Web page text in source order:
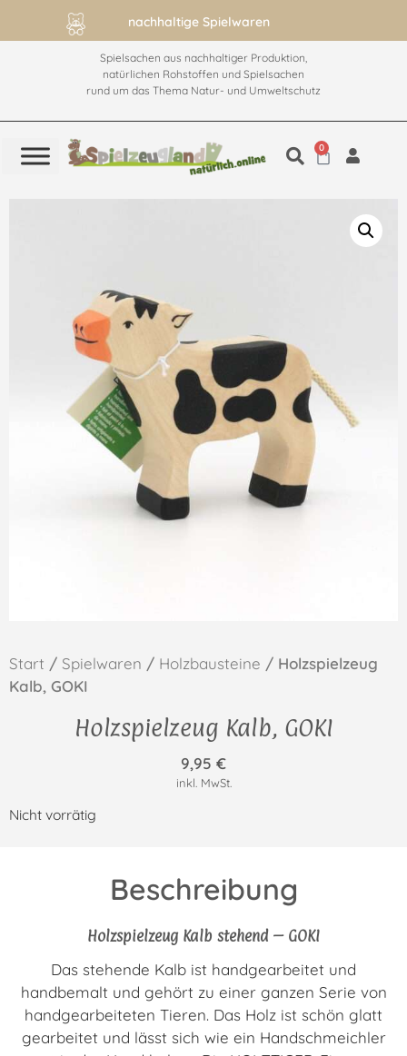
nachhaltige Spielwaren
Spielsachen aus nachhaltiger Produktion,
natürlichen Rohstoffen und Spielsachen
rund um das Thema Natur- und Umweltschutz
0
Start / Spielwaren / Holzbausteine / Holzspielzeug
Kalb, GOKI
Holzspielzeug Kalb, GOKI
9,95 €
inkl. MwSt.
Nicht vorrätig
Beschreibung
Holzspielzeug Kalb stehend – GOKI
Das stehende Kalb ist handgearbeitet und
handbemalt und gehört zu einer ganzen Serie von
handgearbeiteten Tieren. Das Holz ist schön glatt
gearbeitet und lässt sich wie ein Handschmeichler